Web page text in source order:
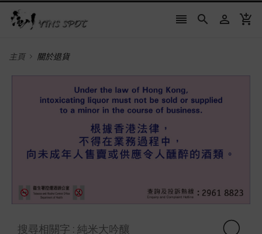
   
主頁 關於退貨